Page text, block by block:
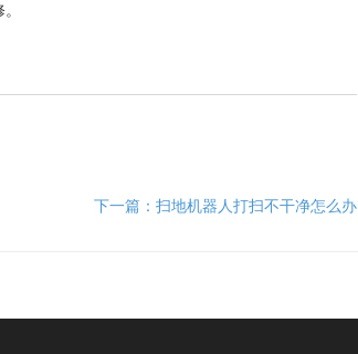
下一篇： 扫地机器人打扫不干净怎么办